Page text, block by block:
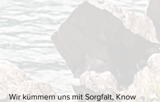
Wir kümmern uns mit Sorgfalt, Know